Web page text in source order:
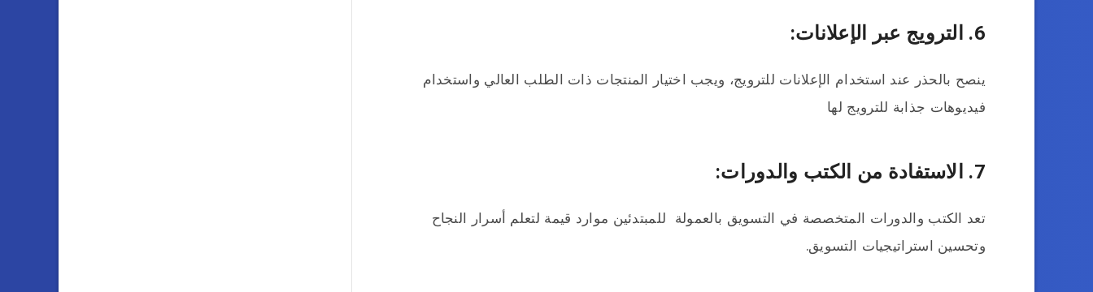
6. الترويج عبر الإعلانات:
ينصح بالحذر عند استخدام الإعلانات للترويج، ويجب اختيار المنتجات ذات الطلب العالي واستخدام
فيديوهات جذابة للترويج لها
7. الاستفادة من الكتب والدورات:
تعد الكتب والدورات المتخصصة في التسويق بالعمولة للمبتدئين موارد قيمة لتعلم أسرار النجاح
وتحسين استراتيجيات التسويق.